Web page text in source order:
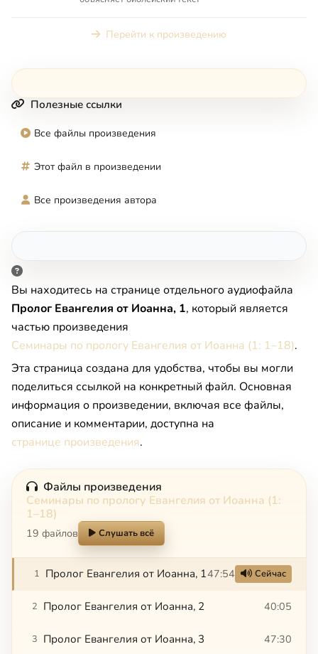
Перейти к произведению
Полезные ссылки
Все файлы произведения
Этот файл в произведении
Все произведения автора
Вы находитесь на странице отдельного аудиофайла
Пролог Евангелия от Иоанна, 1, который является
частью произведения
Семинары по прологу Евангелия от Иоанна (1: 1–18).
Эта страница создана для удобства, чтобы вы могли
поделиться ссылкой на конкретный файл. Основная
информация о произведении, включая все файлы,
описание и комментарии, доступна на
странице произведения.
Файлы произведения
Семинары по прологу Евангелия от Иоанна (1:
1–18)
19 файлов Слушать всё
1 Пролог Евангелия от Иоанна, 147:54 Сейчас
2 Пролог Евангелия от Иоанна, 2 40:05
3 Пролог Евангелия от Иоанна, 3 47:30